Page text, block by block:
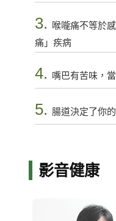
3. 喉嚨痛不等於
痛」疾病
4. 嘴巴有苦味，
5. 腸道決定了你
影音健康